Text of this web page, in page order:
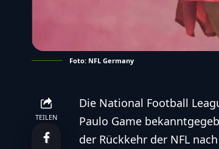
Foto: NFL Germany
TEILEN
Die National Football
Paulo Game
der Rückkehr der NFL